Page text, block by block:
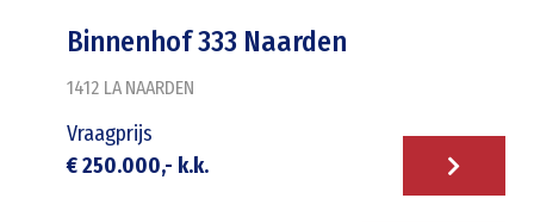
Binnenhof 333 Naarden
1412 LA NAARDEN
Vraagprijs
€ 250.000,- k.k.